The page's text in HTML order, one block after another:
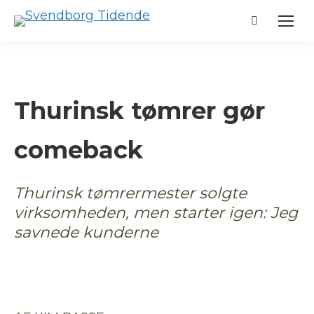
Search:
Thurinsk tømrer gør
comeback
Thurinsk tømrermester solgte
virksomheden, men starter igen: Jeg
savnede kunderne